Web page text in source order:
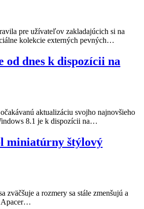
pre užívateľov zakladajúcich si na
kolekcie externých pevných…
od dnes k dispozícii na
aktualizáciu svojho najnovšieho
8.1 je k dispozícii na…
miniatúrny štýlový
zväčšuje a rozmery sa stále zmenšujú a
Apacer…